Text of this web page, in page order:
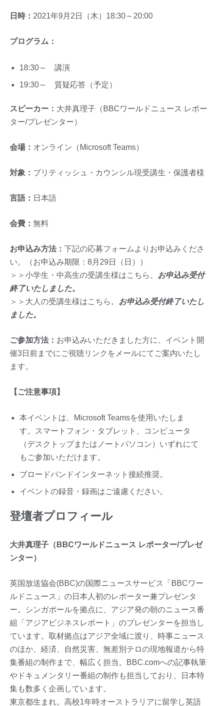
日時： 2021年9月2日（木）18:30～20:00
プログラム：
18:30～ 講演
19:30～ 質疑応答（予定）
スピーカー： 大井真理子（BBCワールドニュース レポー
ター/プレゼンター）
会場： オンライン（Microsoft Teams）
対象： ブリティッシュ・カウンシル現受講生・保護者様
言語： 日本語
会費： 無料
お申込み方法： 下記の応募フォームよりお申込みくださ
い。（お申込み期限：8月29日（日））
＞＞小学生・中高生の受講生様はこちら。 お申込み受付
終了いたしました。
＞＞大人の受講生様はこちら。 お申込み受付終了いたし
ました。
ご参加方法： お申込みいただきました方に、イベント開
催3日前までにご視聴リンクをメールにてご案内いたし
ます。
【ご注意事項】
本イベントは、Microsoft Teamsを使用いたしま
す。スマートフォン・タブレット、コンピュータ
（デスクトップまたはノートパソコン）いずれにて
もご参加いただけます。
ブロードバンドインターネット接続推奨。
イベントの録音・録画はご遠慮ください。
登壇者プロフィール
大井真理子（BBCワールドニュース レポーター/プレゼ
ンター）
英国放送協会(BBC)の国際ニュースサービス「BBCワー
ルドニュース」の日本人初のレポーター兼プレゼンタ
ー。シンガポールを拠点に、アジア発の朝のニュース番
組「アジアビジネスレポート」のプレゼンターを担当し
ています。取材拠点はアジア全域に渡り、時事ニュース
のほか、経済、自然災害、無差別テロの現地報道から特
集番組の制作まで、幅広く担当。BBC.comへの記事執筆
やドキュメンタリー番組の制作も担当しており、日本特
集も数多く企画しています。
東京都生まれ。高校1年時オーストラリアに留学し英語